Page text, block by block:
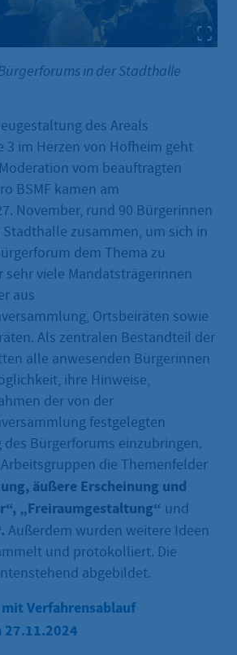
in der Stadthalle
des Areals
3 im Herzen von Hofheim geht
vom beauftragten
BSMF kamen am
November, rund 90 Bürgerinnen
zusammen, um sich in
dem Thema zu
sehr viele Mandatsträgerinnen
aus
Ortsbeiräten sowie
Als zentralen Bestandteil der
alle anwesenden Bürgerinnen
ihre Hinweise,
der von der
festgelegten
Bürgerforums einzubringen.
die Themenfelder
äußere Erscheinung und
„Freiraumgestaltung“ und
Außerdem wurden weitere Ideen
und protokolliert. Die
abgebildet.
Verfahrensablauf